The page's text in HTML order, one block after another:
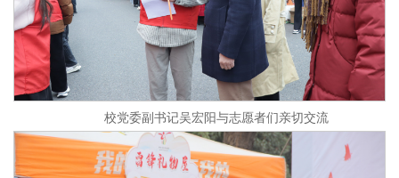
校党委副书记吴宏阳与志愿者们亲切交流